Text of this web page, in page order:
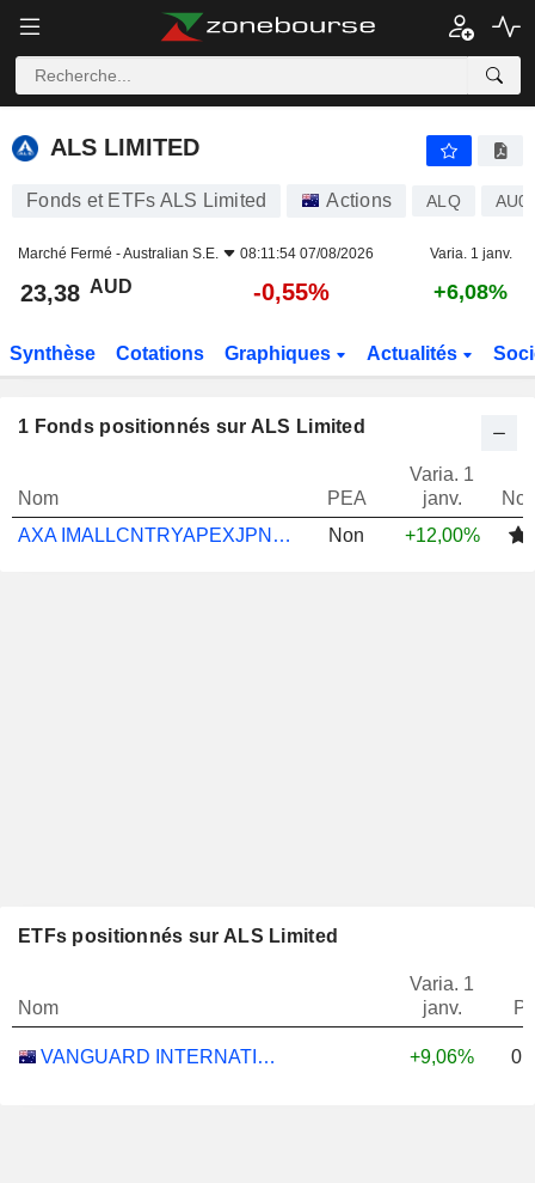
ALS LIMITED
ALS LIMITED
Fonds et ETFs ALS Limited Actions ALQ
Marché Fermé -Australian S.E. 08:11:54 07/08/2026 Varia. 1 janv.
23,38 AUD -0,55% +6,08%
Synthèse Cotations Graphiques Actualités
1 Fonds positionnés sur ALS Limited
Nom PEA
Varia. 1
janv.
AXA IMALLCNTRYAPEXJPNSMCPEQ QI A(US$)
Non +12,00%
ETFs positionnés sur ALS Limited
Nom
Varia. 1
janv.
VANGUARD INTERNATIONAL EQUITY INDEX FUNDS - VANGUARD FTSE ALL-WORLD EX-US ETF +9,06%